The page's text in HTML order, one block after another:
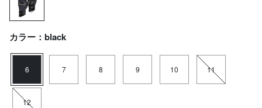
カラー：black
6 7 8 9 10 11
12